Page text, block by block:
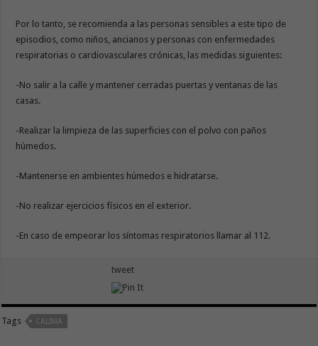
Por lo tanto, se recomienda a las personas sensibles a este tipo de
episodios, como niños, ancianos y personas con enfermedades
respiratorias o cardiovasculares crónicas, las medidas siguientes:
-No salir a la calle y mantener cerradas puertas y ventanas de las
casas.
-Realizar la limpieza de las superficies con el polvo con paños
húmedos.
-Mantenerse en ambientes húmedos e hidratarse.
-No realizar ejercicios físicos en el exterior.
-En caso de empeorar los síntomas respiratorios llamar al 112.
tweet
Tags CALIMA